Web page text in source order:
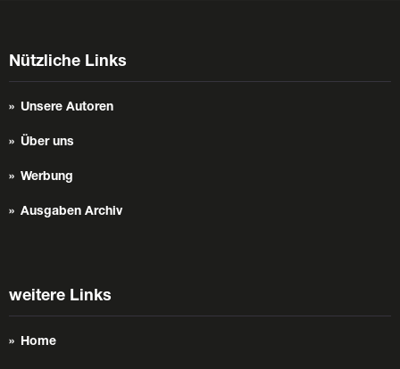
Nützliche Links
Unsere Autoren
Über uns
Werbung
Ausgaben Archiv
weitere Links
Home